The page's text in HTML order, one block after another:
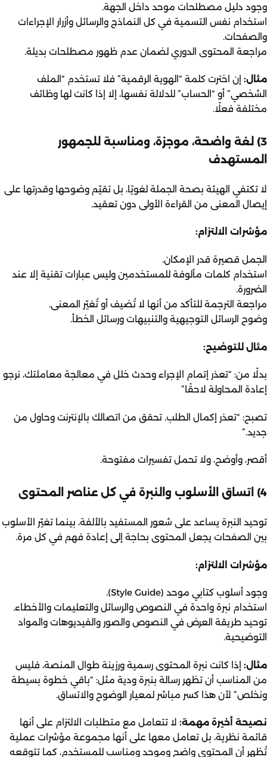
وجود دليل مصطلحات موحد داخل الجهة.
استخدام نفس التسمية في كل النماذج والرسائل وأزرار الإجراءات
والصفحات.
مراجعة المحتوى الدوري لضمان عدم ظهور مصطلحات بديلة.
مثال: إن اخترت كلمة “الهوية الرقمية” فلا تستخدم “الملف
الشخصي” أو “الحساب” للدلالة نفسها، إلا إذا كانت لها وظائف
مختلفة فعلًا.
3) لغة واضحة، موجزة، ومناسبة للجمهور
المستهدف
لا تكتفي الهيئة بصحة الجملة لغويًا، بل تقيّم وضوحها وقدرتها على
إيصال المعنى من القراءة الأولى دون تعقيد.
مؤشرات الالتزام:
الجمل قصيرة قدر الإمكان.
استخدام كلمات مألوفة للمستخدمين وليس عبارات تقنية إلا عند
الضرورة.
مراجعة الترجمة للتأكد من أنها لا تُضيف أو تُغيّر المعنى.
وضوح الرسائل التوجيهية والتنبيهات ورسائل الخطأ.
مثال للتوضيح:
بدلًا من: “تعذر إتمام الإجراء وحدث خلل في معالجة معاملتك، نرجو
إعادة المحاولة لاحقًا”
تصبح: “تعذر إكمال الطلب. تحقق من اتصالك بالإنترنت وحاول من
جديد.”
أقصر، وأوضح، ولا تحمل تفسيرات مفتوحة.
4) اتساق الأسلوب والنبرة في كل عناصر المحتوى
توحيد النبرة يساعد على شعور المستفيد بالألفة، بينما تغيّر الأسلوب
بين الصفحات يجعل المحتوى بحاجة إلى إعادة فهم في كل مرة.
مؤشرات الالتزام:
وجود أسلوب كتابي موحد (Style Guide).
استخدام نبرة واحدة في النصوص والرسائل والتعليمات والأخطاء.
توحيد طريقة العرض في النصوص والصور والفيديوهات والمواد
التوضيحية.
مثال: إذا كانت نبرة المحتوى رسمية ورزينة طوال المنصة، فليس
من المناسب أن تظهر رسالة بنبرة ودية مثل: “باقي خطوة بسيطة
ونخلص” لأن هذا كسر مباشر لمعيار الوضوح والاتساق.
نصيحة أخيرة مهمة: لا تتعامل مع متطلبات الالتزام على أنها
قائمة نظرية، بل تعامل معها على أنها مجموعة مؤشرات عملية
تُظهر أن المحتوى واضح وموحد ومناسب للمستخدم، كما تتوقعه